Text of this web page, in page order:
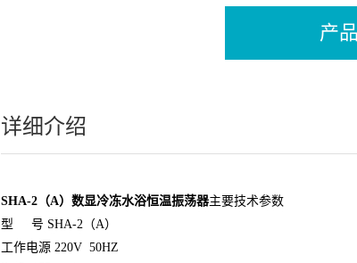
产
详细介绍
SHA-2（A）数显冷冻水浴恒温振荡器主要技术参数
型 号 SHA-2（A）
工作电源 220V 50HZ